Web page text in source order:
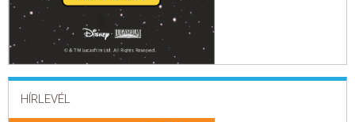
HÍRLEVÉL
KÍVÁNSÁG TOPLISTA
ELADÁSI SIKERLISTA